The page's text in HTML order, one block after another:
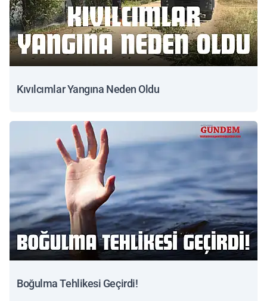
Kıvılcımlar Yangına Neden Oldu
Boğulma Tehlikesi Geçirdi!